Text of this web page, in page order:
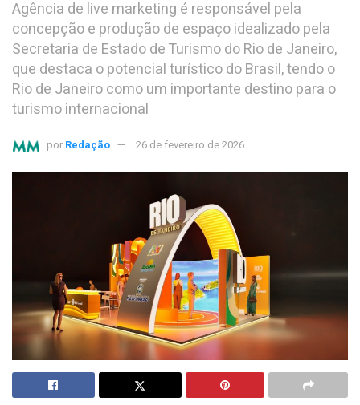
Agência de live marketing é responsável pela
concepção e produção de espaço idealizado pela
Secretaria de Estado de Turismo do Rio de Janeiro,
que destaca o potencial turístico do Brasil, tendo o
Rio de Janeiro como um importante destino para o
turismo internacional
por Redação 26 de fevereiro de 2026